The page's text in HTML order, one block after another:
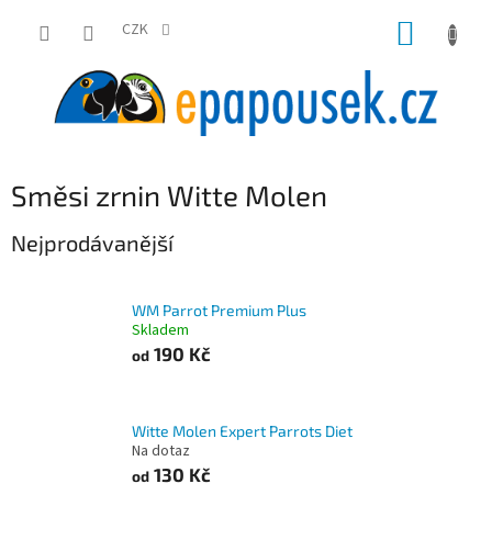
CZK
Směsi zrnin Witte Molen
Nejprodávanější
WM Parrot Premium Plus
Skladem
od 190 Kč
Witte Molen Expert Parrots Diet
Na dotaz
od 130 Kč